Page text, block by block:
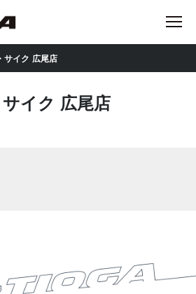
サイク 広尾店
イク 広尾店